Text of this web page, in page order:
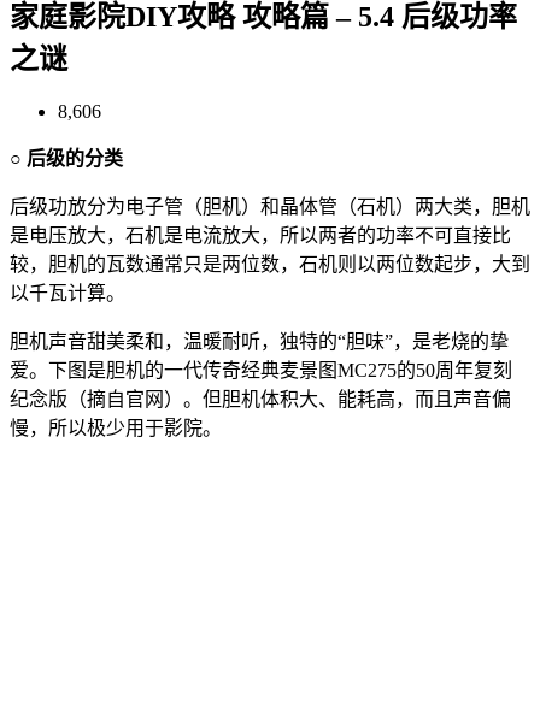
家庭影院DIY攻略 攻略篇 – 5.4 后级功率
之谜
8,606
○ 后级的分类
后级功放分为电子管（胆机）和晶体管（石机）两大类，胆机
是电压放大，石机是电流放大，所以两者的功率不可直接比
较，胆机的瓦数通常只是两位数，石机则以两位数起步，大到
以千瓦计算。
胆机声音甜美柔和，温暖耐听，独特的“胆味”，是老烧的挚
爱。下图是胆机的一代传奇经典麦景图MC275的50周年复刻
纪念版（摘自官网）。但胆机体积大、能耗高，而且声音偏
慢，所以极少用于影院。